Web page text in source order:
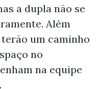
a dupla não se
Além
um caminho
no
na equipe